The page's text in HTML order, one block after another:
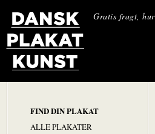
Gratis fragt,
FIND DIN PLAKAT
ALLE PLAKATER